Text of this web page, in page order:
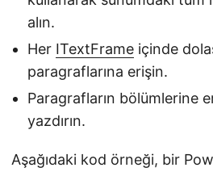
alın.
Her ITextFrame içinde
paragraflarına erişin.
Paragrafların bölümlerine
yazdırın.
Aşağıdaki kod örneği, bir